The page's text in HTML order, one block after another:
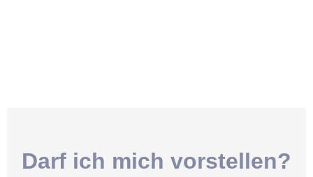
Darf ich mich vorstellen?